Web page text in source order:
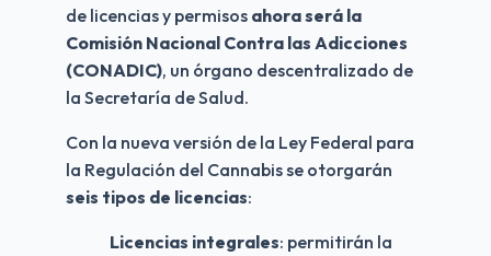
de licencias y permisos ahora será la
Comisión Nacional Contra las Adicciones
(CONADIC), un órgano descentralizado de
la Secretaría de Salud.
Con la nueva versión de la Ley Federal para
seis tipos de licencias:
Licencias integrales: permitirán la